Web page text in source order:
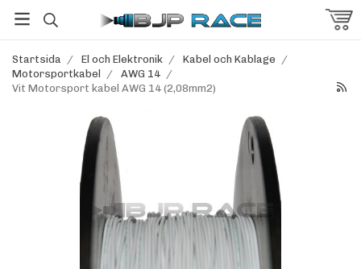
Startsida / El och Elektronik / Kabel och Kablage /
Motorsportkabel
/ AWG 14 /
Vit Motorsport kabel AWG 14 (2,08mm2)